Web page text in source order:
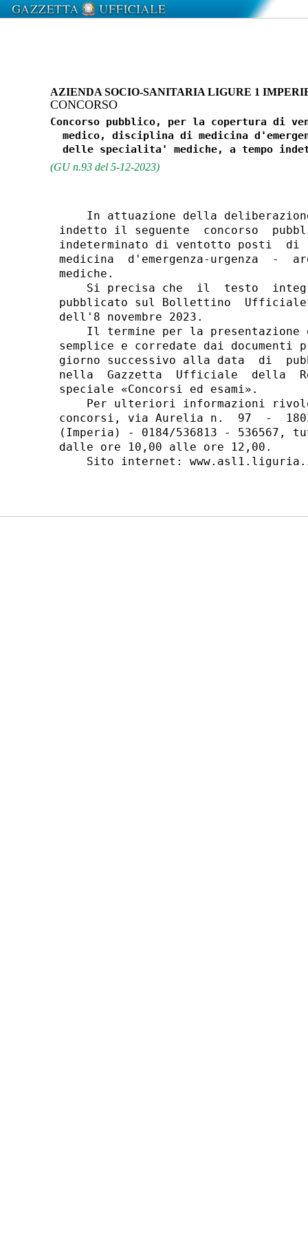
AZIENDA SOCIO-SANITARIA LIGURE 1
CONCORSO
Concorso pubblico, per la copertura di
medico, disciplina di medicina
(GU n.93 del 5-12-2023)
In attuazione della
indetto il seguente  concorso
indeterminato di ventotto posti
medicina  d'emergenza-urgenza  -
mediche.
Si precisa che  il  testo
pubblicato sul Bollettino
dell'8 novembre 2023.
Il termine per la presentazione
semplice e corredate dai
giorno successivo alla data  di
nella  Gazzetta  Ufficiale  della
speciale «Concorsi ed esami».
Per ulteriori informazioni
concorsi, via Aurelia n.  97  -
(Imperia) - 0184/536813 -
dalle ore 10,00 alle ore 12,00.
Sito internet: